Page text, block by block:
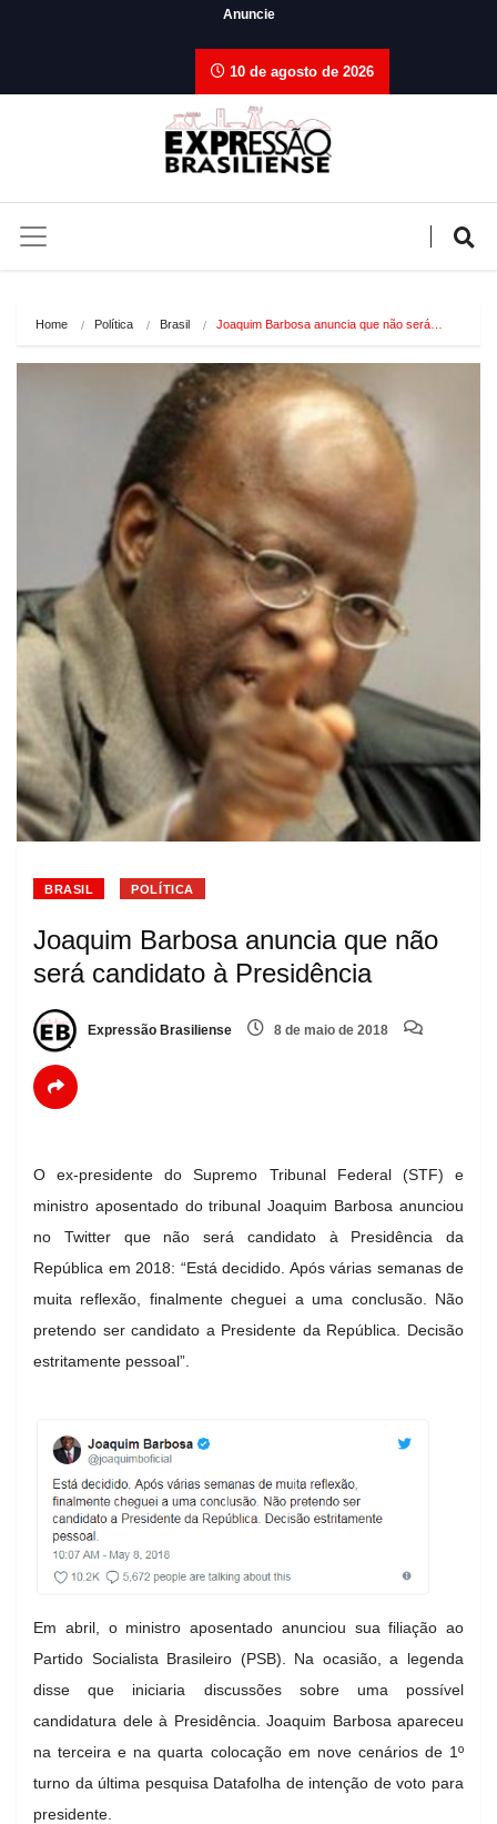
Anuncie
10 de agosto de 2026
Home Política Brasil Joaquim Barbosa anuncia que não será…
BRASIL POLÍTICA
Joaquim Barbosa anuncia que não
será candidato à Presidência
Expressão Brasiliense 8 de maio de 2018
O ex-presidente do Supremo Tribunal Federal (STF) e
ministro aposentado do tribunal Joaquim Barbosa anunciou
no Twitter que não será candidato à Presidência da
República em 2018: “Está decidido. Após várias semanas de
muita reflexão, finalmente cheguei a uma conclusão. Não
pretendo ser candidato a Presidente da República. Decisão
estritamente pessoal”.
Em abril, o ministro aposentado anunciou sua filiação ao
Partido Socialista Brasileiro (PSB). Na ocasião, a legenda
disse que iniciaria discussões sobre uma possível
candidatura dele à Presidência. Joaquim Barbosa apareceu
na terceira e na quarta colocação em nove cenários de 1º
turno da última pesquisa Datafolha de intenção de voto para
presidente.